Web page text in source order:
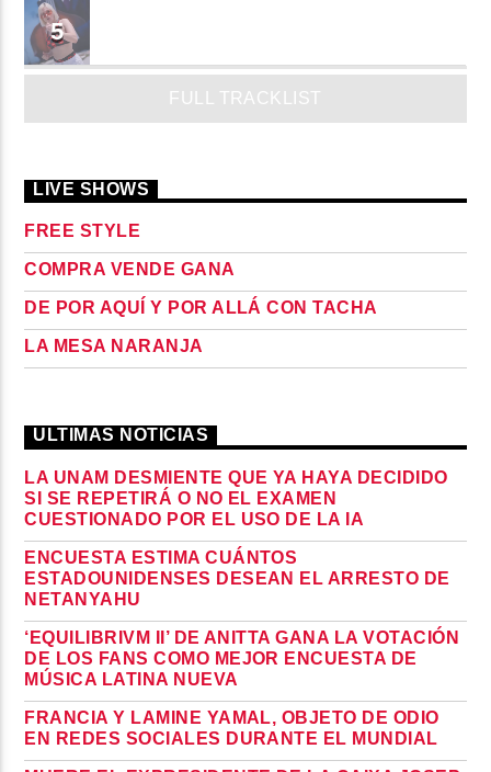
5
FULL TRACKLIST
LIVE SHOWS
FREE STYLE
COMPRA VENDE GANA
DE POR AQUÍ Y POR ALLÁ CON TACHA
LA MESA NARANJA
ULTIMAS NOTICIAS
LA UNAM DESMIENTE QUE YA HAYA DECIDIDO
SI SE REPETIRÁ O NO EL EXAMEN
CUESTIONADO POR EL USO DE LA IA
ENCUESTA ESTIMA CUÁNTOS
ESTADOUNIDENSES DESEAN EL ARRESTO DE
NETANYAHU
‘EQUILIBRIVM II’ DE ANITTA GANA LA VOTACIÓN
DE LOS FANS COMO MEJOR ENCUESTA DE
MÚSICA LATINA NUEVA
FRANCIA Y LAMINE YAMAL, OBJETO DE ODIO
EN REDES SOCIALES DURANTE EL MUNDIAL